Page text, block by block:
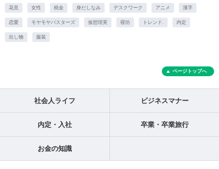
花見 女性 税金 身だしなみ デスクワーク アニメ 漢字
恋愛 モヤモヤバスターズ 仮想現実 寝坊 トレンド. 内定
出し物 服装
ページトップへ
社会人ライフ ビジネスマナー
内定・入社 卒業・卒業旅行
お金の知識